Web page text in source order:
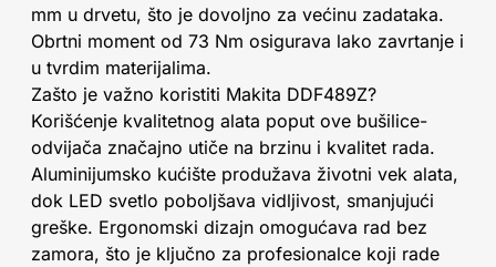
mm u drvetu, što je dovoljno za većinu zadataka.
Obrtni moment od 73 Nm osigurava lako zavrtanje i
u tvrdim materijalima.
Zašto je važno koristiti Makita DDF489Z?
Korišćenje kvalitetnog alata poput ove bušilice-
odvijača značajno utiče na brzinu i kvalitet rada.
Aluminijumsko kućište produžava životni vek alata,
dok LED svetlo poboljšava vidljivost, smanjujući
greške. Ergonomski dizajn omogućava rad bez
zamora, što je ključno za profesionalce koji rade